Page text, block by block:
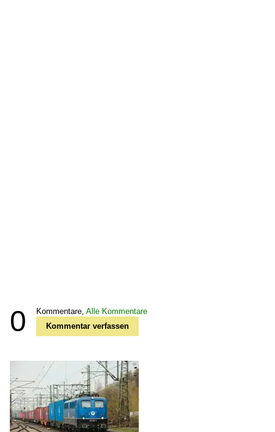
0 Kommentare, Alle Kommentare
Kommentar verfassen